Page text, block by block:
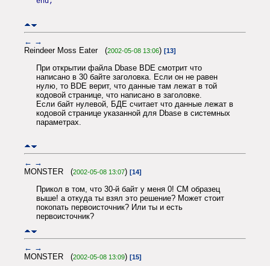
← →
Reindeer Moss Eater (2002-05-08 13:06) [13]
При открытии файла Dbase BDE смотрит что
написано в 30 байте заголовка. Если он не равен
нулю, то BDE верит, что данные там лежат в той
кодовой странице, что написано в заголовке.
Если байт нулевой, БДЕ считает что данные лежат в
кодовой странице указанной для Dbase в системных
параметрах.
← →
MONSTER (2002-05-08 13:07) [14]
Прикол в том, что 30-й байт у меня 0! СМ образец
выше! а откуда ты взял это решение? Может стоит
покопать первоисточник? Или ты и есть
первоисточник?
← →
MONSTER (2002-05-08 13:09) [15]